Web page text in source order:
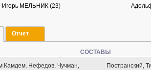
Игорь МЕЛЬНИК (23)
Отчет
СОСТАВЫ
Камдем, Нефедов, Чучман,
Постранский,